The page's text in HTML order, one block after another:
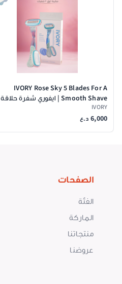
IVORY Rose Sky 5 Blades For A
Smooth Shave | ايفوري شفرة حلاقة
سكاي ٣ شفرات
IVORY
6,000 د.ع
الصفحات
الفئة
الماركة
منتجاتنا
عروضنا